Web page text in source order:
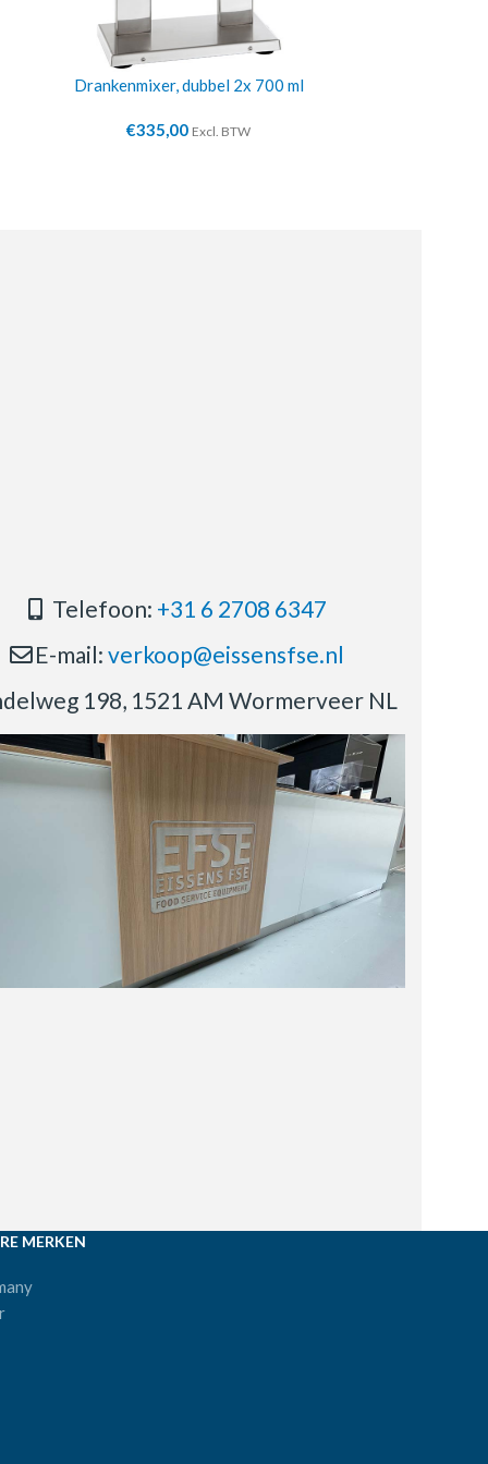
Drankenmixer, dubbel 2x 700 ml
€335,00 Excl. BTW
Telefoon: +31 6 2708 6347
E-mail:verkoop@eissensfse.nl
198, 1521 AM Wormerveer NL
MERKEN